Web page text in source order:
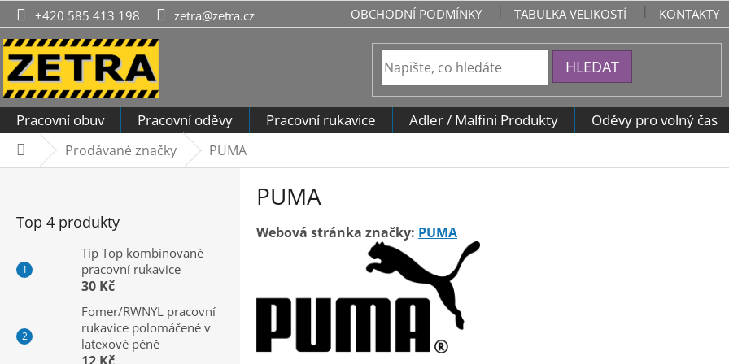
Přejít
na
obsah
+420 585 413 198 zetra@zetra.cz OBCHODNÍ PODMÍNKY TABULKA VELIKOSTÍ KONTAKTY
HLEDAT
Pracovní obuv Pracovní oděvy Pracovní rukavice Adler / Malfini Produkty Oděvy pro volný čas
DomůProdávané značky PUMA
Top 4 produkty
Tip Top kombinované
pracovní rukavice
30 Kč
Fomer/RWNYL pracovní
rukavice polomáčené v
latexové pěně
PUMA
Webová stránka značky: PUMA